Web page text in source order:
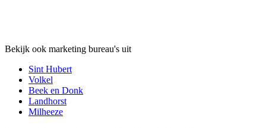
Bekijk ook marketing bureau's uit
Sint Hubert
Volkel
Beek en Donk
Landhorst
Milheeze